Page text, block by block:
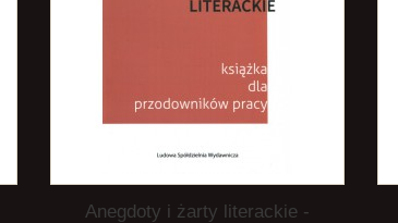
Anegdoty i żarty literackie -